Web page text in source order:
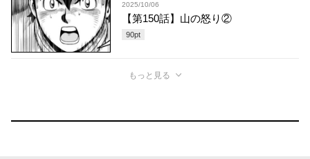
2025/10/06
【第150話】山の怒り②
90pt
もっと見る